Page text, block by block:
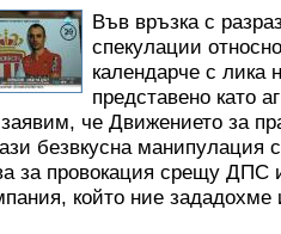
Във връзка с
спекулации
календарче с лика
представено като
че Движението за
безвкусна манипулация
за провокация срещу ДПС
който ние